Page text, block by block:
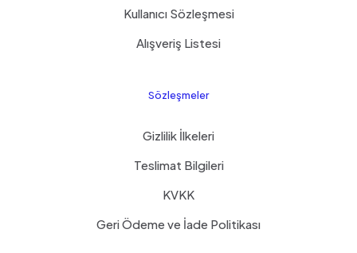
Kullanıcı Sözleşmesi
Alışveriş Listesi
Sözleşmeler
Gizlilik İlkeleri
Teslimat Bilgileri
KVKK
Geri Ödeme ve İade Politikası